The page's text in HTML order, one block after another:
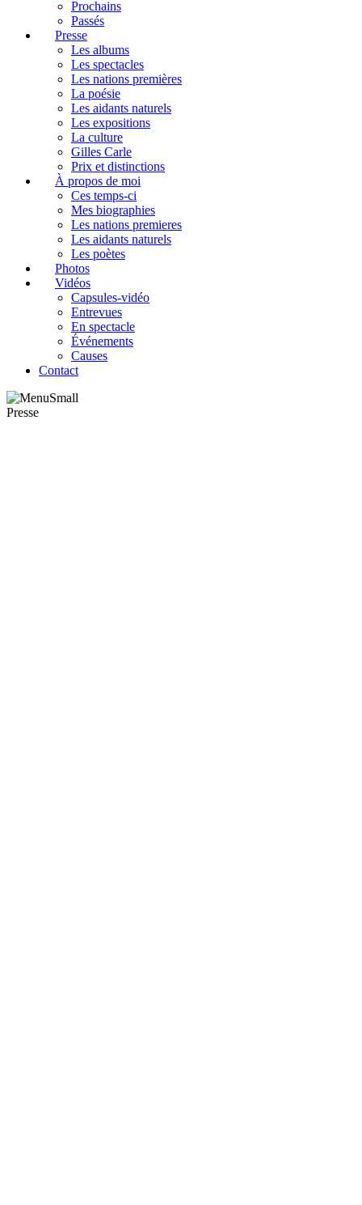
Prochains
Passés
Presse
Les albums
Les spectacles
Les nations premières
La poésie
Les aidants naturels
Les expositions
La culture
Gilles Carle
Prix et distinctions
À propos de moi
Ces temps-ci
Mes biographies
Les nations premieres
Les aidants naturels
Les poètes
Photos
Vidéos
Capsules-vidéo
Entrevues
En spectacle
Événements
Causes
Contact
Presse